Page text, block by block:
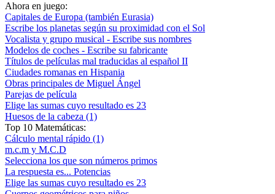
Ahora en juego:
Capitales de Europa (también Eurasia)
Escribe los planetas según su proximidad con el Sol
Vocalista y grupo musical - Escribe sus nombres
Modelos de coches - Escribe su fabricante
Títulos de películas mal traducidas al español II
Ciudades romanas en Hispania
Obras principales de Miguel Ángel
Parejas de película
Elige las sumas cuyo resultado es 23
Huesos de la cabeza (1)
Top 10 Matemáticas:
Cálculo mental rápido (1)
m.c.m y M.C.D
Selecciona los que son números primos
La respuesta es... Potencias
Elige las sumas cuyo resultado es 23